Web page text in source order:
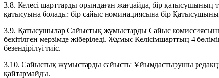
3.8. Келесі шарттарды орындаған жағдайда, бір
қатысуына болады: бір сайыс номинациясына бір
3.9. Қатысушылар Сайыстық жұмыстарды Сайыс
бекітілген мерзімде жіберіледі. Жұмыс Келісімшарттың 4
безендірілуі тиіс.
3.10. Сайыстық жұмыстарды сайысты Ұйымдастырушы
қайтармайды.